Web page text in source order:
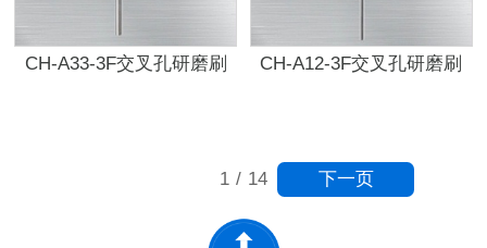
CH-A33-3F交叉孔研磨刷 CH-A12-3F交叉孔研磨刷
1 / 14 下一页